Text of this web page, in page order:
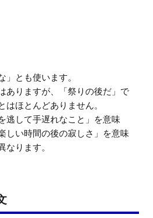
」とも使います。
ありますが、「祭りの後だ」で
ほとんどありません。
逃して手遅れなこと」を意味
しい時間の後の寂しさ」を意味